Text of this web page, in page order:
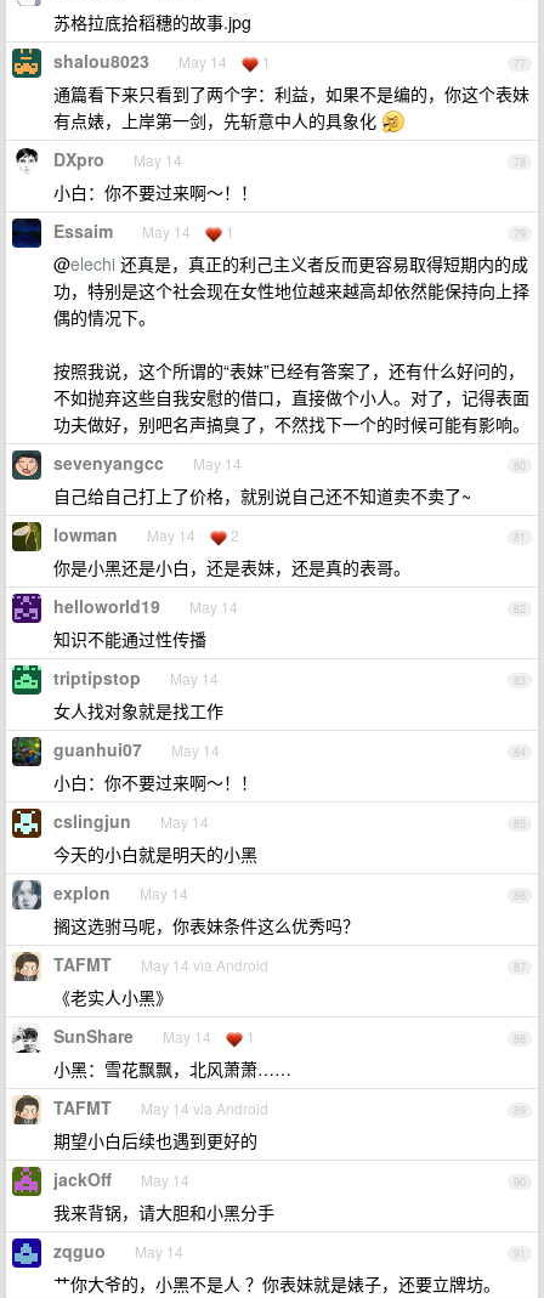
苏格拉底拾稻穗的故事.jpg
77
shalou8023 May 14 1
通篇看下来只看到了两个字：利益，如果不是编的，你这个表妹
有点婊，上岸第一剑，先斩意中人的具象化
78
DXpro May 14
小白：你不要过来啊～！！
79
Essaim May 14 1
@elechi 还真是，真正的利己主义者反而更容易取得短期内的成
功，特别是这个社会现在女性地位越来越高却依然能保持向上择
偶的情况下。
按照我说，这个所谓的“表妹”已经有答案了，还有什么好问的，
不如抛弃这些自我安慰的借口，直接做个小人。对了，记得表面
功夫做好，别吧名声搞臭了，不然找下一个的时候可能有影响。
80
sevenyangcc May 14
自己给自己打上了价格，就别说自己还不知道卖不卖了~
81
lowman May 14 2
你是小黑还是小白，还是表妹，还是真的表哥。
82
helloworld19 May 14
知识不能通过性传播
83
triptipstop May 14
女人找对象就是找工作
84
guanhui07 May 14
小白：你不要过来啊～！！
85
cslingjun May 14
今天的小白就是明天的小黑
86
explon May 14
搁这选驸马呢，你表妹条件这么优秀吗？
87
TAFMT May 14 via Android
《老实人小黑》
88
SunShare May 14 1
小黑：雪花飘飘，北风萧萧……
89
TAFMT May 14 via Android
期望小白后续也遇到更好的
90
jackOff May 14
我来背锅，请大胆和小黑分手
91
zqguo May 14
艹你大爷的，小黑不是人 ？你表妹就是婊子，还要立牌坊。